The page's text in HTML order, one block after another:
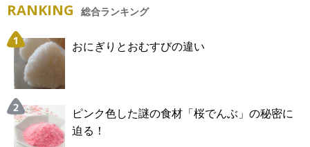
RANKING 総合ランキング
おにぎりとおむすびの違い
ピンク色した謎の食材「桜でんぶ」の秘密に
迫る！